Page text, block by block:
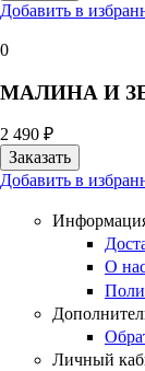
Добавить в
0
МАЛИНА И
2 490 ₽
Добавить в
О
Личный